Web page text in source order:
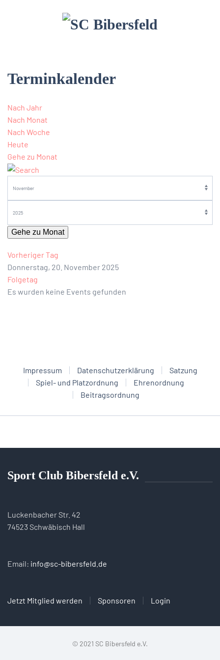
Terminkalender
Nach Jahr
Nach Monat
Nach Woche
Heute
Gehe zu Monat
Gehe zu Monat
Vorheriger Tag
Donnerstag, 20. November 2025
Folgetag
Es wurden keine Events gefunden
Impressum Datenschutzerklärung
Satzung
Spiel- und Platzordnung
Ehrenordnung
Beitragsordnung
Sport Club Bibersfeld e.V.
Luckenbacher Str. 42
74523 Schwäbisch Hall
Email: info@sc-bibersfeld.de
Jetzt Mitglied werden Sponsoren Login
© 2021 SC Bibersfeld e.V.